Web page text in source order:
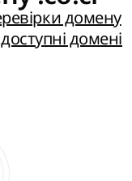
домену
доступні домені